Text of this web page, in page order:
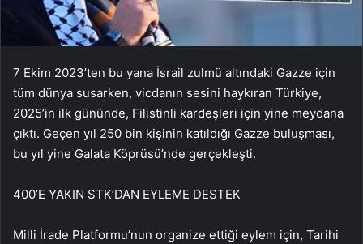
7 Ekim 2023’ten bu yana İsrail zulmü altındaki Gazze için
tüm dünya susarken, vicdanın sesini haykıran Türkiye,
2025’in ilk gününde, Filistinli kardeşleri için yine meydana
çıktı. Geçen yıl 250 bin kişinin katıldığı Gazze buluşması,
bu yıl yine Galata Köprüsü’nde gerçekleşti.
400’E YAKIN STK’DAN EYLEME DESTEK
Milli İrade Platformu’nun organize ettiği eylem için, Tarihi